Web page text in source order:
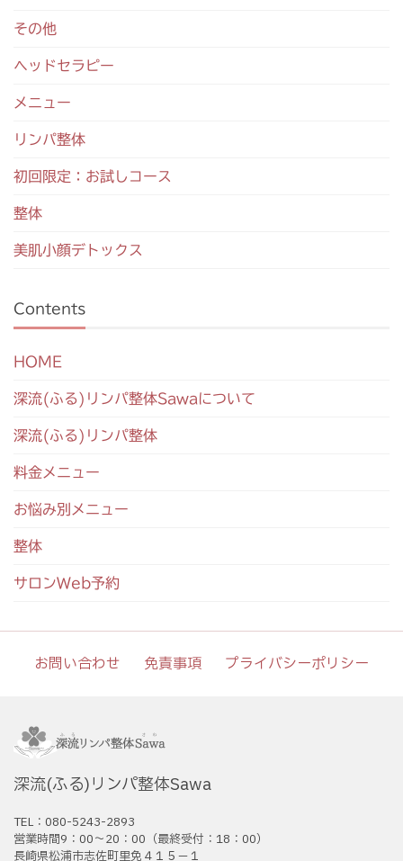
その他
ヘッドセラピー
メニュー
リンパ整体
初回限定：お試しコース
整体
美肌小顔デトックス
Contents
HOME
深流(ふる)リンパ整体Sawaについて
深流(ふる)リンパ整体
料金メニュー
お悩み別メニュー
整体
サロンWeb予約
お問い合わせ 免責事項 プライバシーポリシー
深流(ふる)リンパ整体Sawa
TEL：080-5243-2893
営業時間9：00〜20：00（最終受付：18：00）
長崎県松浦市志佐町里免４１５－１